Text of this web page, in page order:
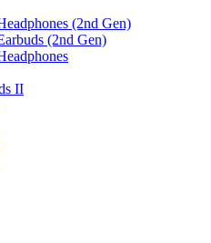
(2nd Gen)
(2nd Gen)
II